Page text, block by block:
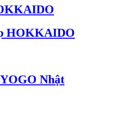
HOKKAIDO
Nhật